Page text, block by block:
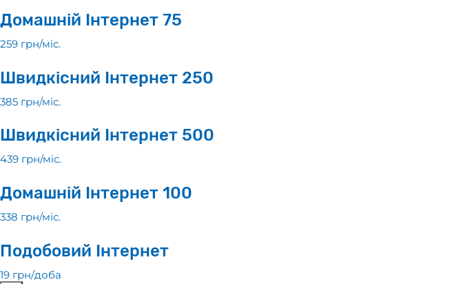
Домашній Інтернет 75
259 грн/мiс.
Швидкісний Інтернет 250
385 грн/мiс.
Швидкісний Інтернет 500
439 грн/мiс.
Домашній Інтернет 100
338 грн/мiс.
Подобовий Інтернет
19 грн/доба